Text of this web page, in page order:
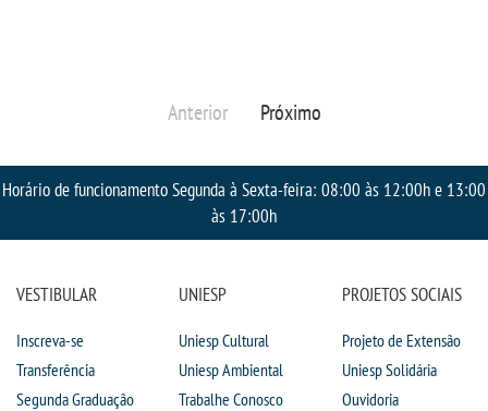
Anterior Próximo
Horário de funcionamento Segunda à Sexta-feira: 08:00 às 12:00h e 13:00
às 17:00h
VESTIBULAR
Inscreva-se
Transferência
Segunda Graduação
UNIESP
Uniesp Cultural
Uniesp Ambiental
Trabalhe Conosco
PROJETOS SOCIAIS
Projeto de Extensão
Uniesp Solidária
Ouvidoria